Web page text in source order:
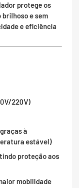
protege os
e sem
e eficiência
220V)
à
estável)
proteção aos
mobilidade